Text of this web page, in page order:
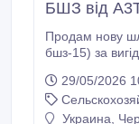
БШЗ від
Продам нову
бшз-15) за
робочі ланки з'єднані
робочий орган
усіх питань
29/05/2026
Украина,